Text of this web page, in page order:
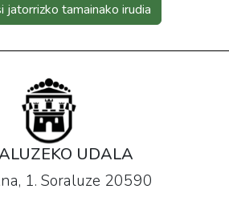
jatorrizko tamainako irudia
UDALA
1. Soraluze 20590